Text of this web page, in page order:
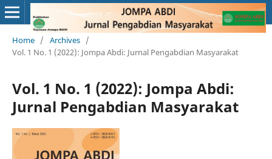
Home / Archives /
Vol. 1 No. 1 (2022): Jompa Abdi: Jurnal Pengabdian Masyarakat
Vol. 1 No. 1 (2022): Jompa Abdi:
Jurnal Pengabdian Masyarakat